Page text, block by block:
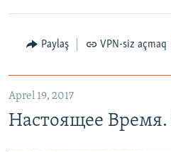
Paylaş VPN-siz açmaq
Aprel 19, 2017
Настоящее Время.